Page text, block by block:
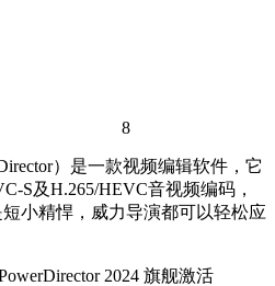
8
）是一款视频编辑软件，它
S及H.265/HEVC音视频编码，
小精悍，威力导演都可以轻松应